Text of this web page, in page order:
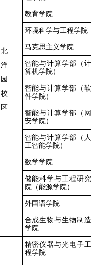
北
洋
园
校
区
教育学院
环境科学与工程学院
马克思主义学院
智能与计算学部（计
算机学院）
智能与计算学部（软
件学院）
智能与计算学部（网
安学院）
智能与计算学部（人
工智能学院）
数学学院
储能科学与工程研究
院（能源学院）
外国语学院
合成生物与生物制造
学院
精密仪器与光电子工
程学院